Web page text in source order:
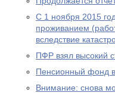
С 1 ноября 2015
проживанием
вследствие
ПФР взял высокий
Пенсионный фонд
Внимание: снова